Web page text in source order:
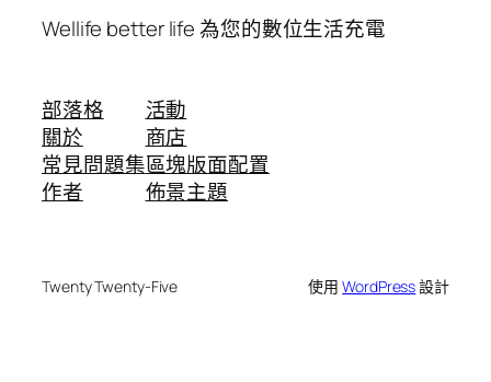
Wellife better life 為您的數位生活充電
部落格
關於
常見問題集
作者
活動
商店
區塊版面配置
佈景主題
Twenty Twenty-Five 使用WordPress設計